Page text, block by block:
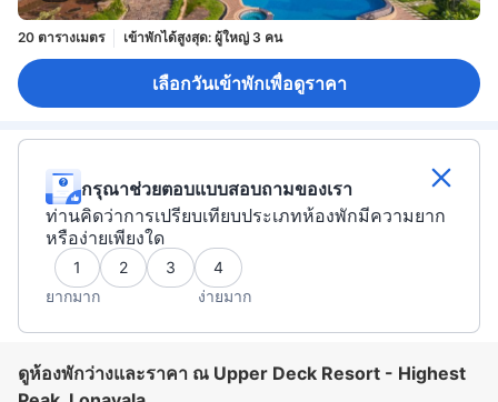
20 ตารางเมตร เข้าพักได้สูงสุด: ผู้ใหญ่ 3 คน
เลือกวันเข้าพักเพื่อดูราคา
กรุณาช่วยตอบแบบสอบถามของเรา
ท่านคิดว่าการเปรียบเทียบประเภทห้องพักมีความยาก
หรือง่ายเพียงใด
1 2 3
4
ยากมาก
ง่ายมาก
ดูห้องพักว่างและราคา ณ Upper Deck Resort - Highest